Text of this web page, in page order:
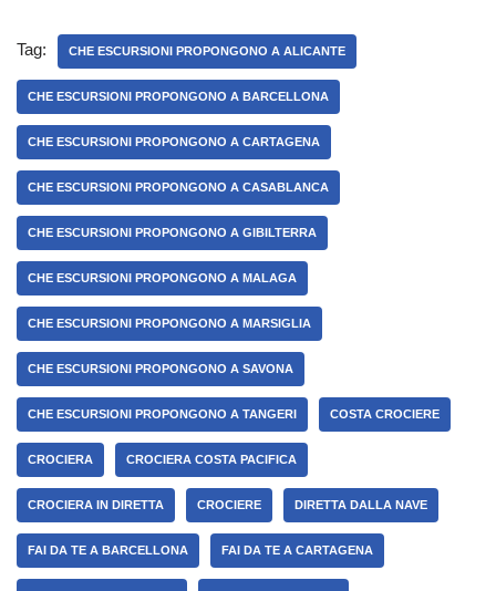
Tag: CHE ESCURSIONI PROPONGONO A ALICANTE
CHE ESCURSIONI PROPONGONO A BARCELLONA
CHE ESCURSIONI PROPONGONO A CARTAGENA
CHE ESCURSIONI PROPONGONO A CASABLANCA
CHE ESCURSIONI PROPONGONO A GIBILTERRA
CHE ESCURSIONI PROPONGONO A MALAGA
CHE ESCURSIONI PROPONGONO A MARSIGLIA
CHE ESCURSIONI PROPONGONO A SAVONA
CHE ESCURSIONI PROPONGONO A TANGERI COSTA CROCIERE
CROCIERA CROCIERA COSTA PACIFICA
CROCIERA IN DIRETTA CROCIERE DIRETTA DALLA NAVE
FAI DA TE A BARCELLONA FAI DA TE A CARTAGENA